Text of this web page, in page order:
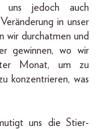
uns jedoch auch
in unser
wir durchatmen und
gewinnen, wo wir
Monat, um zu
konzentrieren, was
uns die Stier-